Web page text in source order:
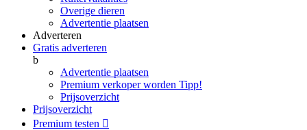
Overige dieren
Advertentie plaatsen
Adverteren
Gratis adverteren
b
Advertentie plaatsen
Premium verkoper worden Tipp!
Prijsoverzicht
Prijsoverzicht
Premium testen 